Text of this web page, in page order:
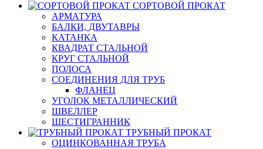
СОРТОВОЙ ПРОКАТ
АРМАТУРА
БАЛКИ, ДВУТАВРЫ
КАТАНКА
КВАДРАТ СТАЛЬНОЙ
КРУГ СТАЛЬНОЙ
ПОЛОСА
СОЕДИНЕНИЯ ДЛЯ ТРУБ
ФЛАНЕЦ
УГОЛОК МЕТАЛЛИЧЕСКИЙ
ШВЕЛЛЕР
ШЕСТИГРАННИК
ТРУБНЫЙ ПРОКАТ
ОЦИНКОВАННАЯ ТРУБА